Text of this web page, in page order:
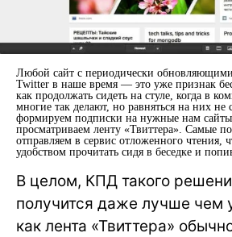
Любой сайт с периодически
Twitter в наше время — это уже признак
как продолжать сидеть на стуле, когда в
многие так делают, но равняться на них не
формируем подписки на нужные нам сайты
просматриваем ленту «Твиттера». Самые
отправляем в сервис отложенного чтения,
удобством прочитать сидя в беседке и
В целом, КПД такого
получится даже лучше чем
как лента «Твиттера»